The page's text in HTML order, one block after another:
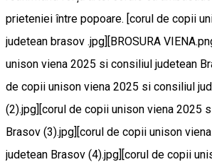
prieteniei între popoare. [corul de copii
judetean brasov .jpg][BROSURA
unison viena 2025 si consiliul judetean
de copii unison viena 2025 si consiliul
(2).jpg][corul de copii unison viena 2025
Brasov (3).jpg][corul de copii unison
judetean Brasov (4).jpg][corul de copii